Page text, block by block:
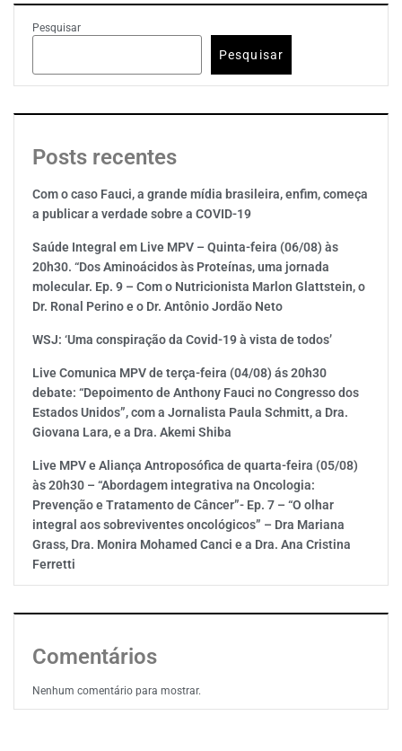
Pesquisar
Pesquisar
Posts recentes
Com o caso Fauci, a grande mídia brasileira, enfim, começa
a publicar a verdade sobre a COVID-19
Saúde Integral em Live MPV – Quinta-feira (06/08) às
20h30. “Dos Aminoácidos às Proteínas, uma jornada
molecular. Ep. 9 – Com o Nutricionista Marlon Glattstein, o
Dr. Ronal Perino e o Dr. Antônio Jordão Neto
WSJ: ‘Uma conspiração da Covid-19 à vista de todos’
Live Comunica MPV de terça-feira (04/08) ás 20h30
debate: “Depoimento de Anthony Fauci no Congresso dos
Estados Unidos”, com a Jornalista Paula Schmitt, a Dra.
Giovana Lara, e a Dra. Akemi Shiba
Live MPV e Aliança Antroposófica de quarta-feira (05/08)
às 20h30 – “Abordagem integrativa na Oncologia:
Prevenção e Tratamento de Câncer”- Ep. 7 – “O olhar
integral aos sobreviventes oncológicos” – Dra Mariana
Grass, Dra. Monira Mohamed Canci e a Dra. Ana Cristina
Ferretti
Comentários
Nenhum comentário para mostrar.